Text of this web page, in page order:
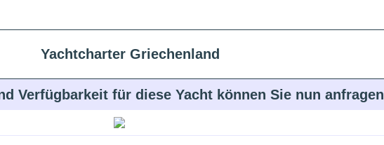
Yachtcharter Griechenland
Verfügbarkeit für diese Yacht können Sie nun anfragen